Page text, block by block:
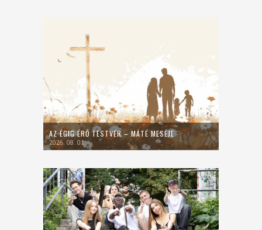
AZ ÉGIG ÉRŐ TESTVÉR – MÁTÉ MESÉJE
2026. 08. 01.